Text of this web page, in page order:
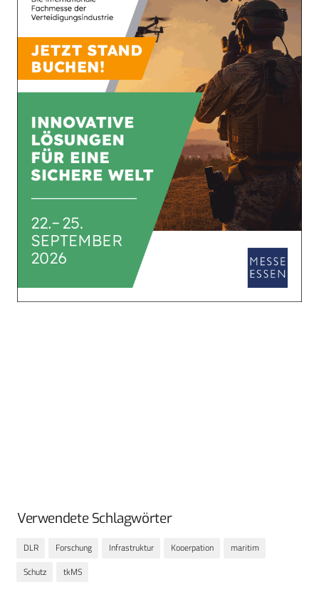
Verwendete Schlagwörter
DLR Forschung Infrastruktur Kooerpation
maritim
Schutz
tkMS